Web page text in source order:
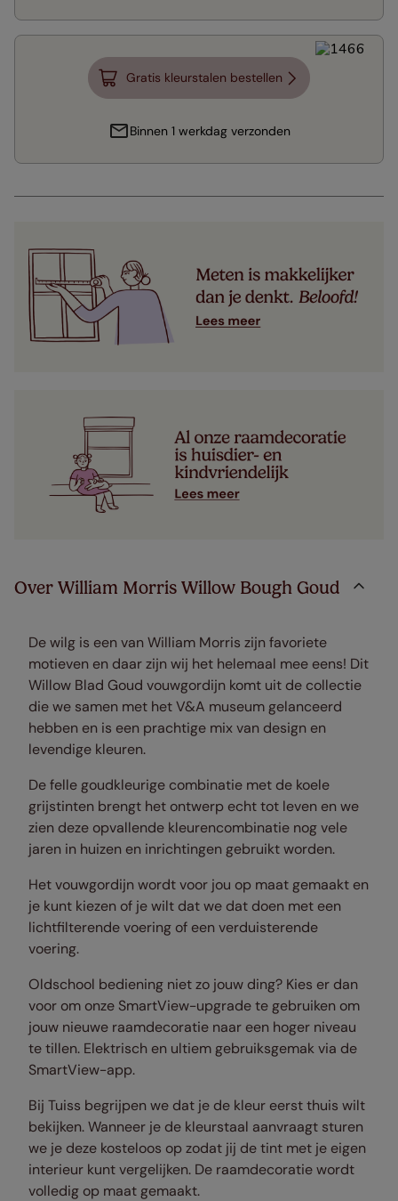
Gratis kleurstalen bestellen
Binnen 1 werkdag verzonden
Over William Morris Willow Bough Goud
De wilg is een van William Morris zijn favoriete
motieven en daar zijn wij het helemaal mee eens! Dit
Willow Blad Goud vouwgordijn komt uit de collectie
die we samen met het V&A museum gelanceerd
hebben en is een prachtige mix van design en
levendige kleuren.
De felle goudkleurige combinatie met de koele
grijstinten brengt het ontwerp echt tot leven en we
zien deze opvallende kleurencombinatie nog vele
jaren in huizen en inrichtingen gebruikt worden.
Het vouwgordijn wordt voor jou op maat gemaakt en
je kunt kiezen of je wilt dat we dat doen met een
lichtfilterende voering of een verduisterende
voering.
Oldschool bediening niet zo jouw ding? Kies er dan
voor om onze SmartView-upgrade te gebruiken om
jouw nieuwe raamdecoratie naar een hoger niveau
te tillen. Elektrisch en ultiem gebruiksgemak via de
SmartView-app.
Bij Tuiss begrijpen we dat je de kleur eerst thuis wilt
bekijken. Wanneer je de kleurstaal aanvraagt sturen
we je deze kosteloos op zodat jij de tint met je eigen
interieur kunt vergelijken. De raamdecoratie wordt
volledig op maat gemaakt.